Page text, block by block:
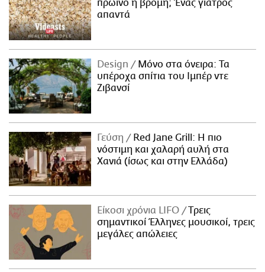
πρωινό η βρόμη; Ένας γιατρός
απαντά
Design
Μόνο στα όνειρα: Τα
υπέροχα σπίτια του Ιμπέρ ντε
Ζιβανσί
Γεύση
Red Jane Grill: Η πιο
νόστιμη και χαλαρή αυλή στα
Χανιά (ίσως και στην Ελλάδα)
Είκοσι χρόνια LIFO
Tρεις
σημαντικοί Έλληνες μουσικοί, τρεις
μεγάλες απώλειες